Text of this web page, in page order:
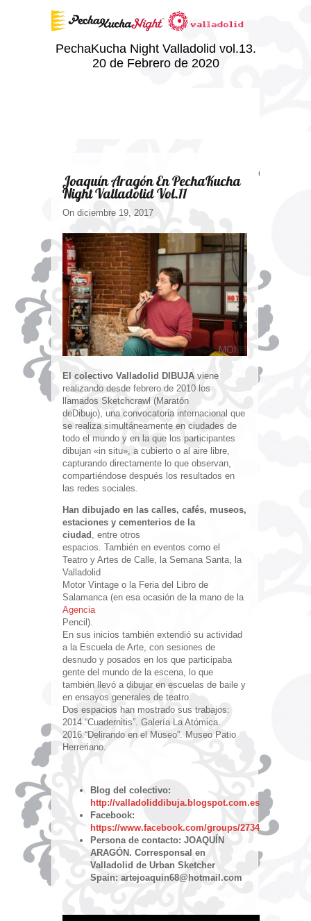
PechaKucha Night Valladolid vol.13.
20 de Febrero de 2020
Joaquín Aragón En PechaKucha
Night Valladolid Vol.11
On diciembre 19, 2017
El colectivo Valladolid DIBUJA viene
realizando desde febrero de 2010 los
llamados Sketchcrawl (Maratón
deDibujo), una convocatoria internacional que
se realiza simultáneamente en ciudades de
todo el mundo y en la que los participantes
dibujan «in situ», a cubierto o al aire libre,
capturando directamente lo que observan,
compartiéndose después los resultados en
las redes sociales.
Han dibujado en las calles, cafés, museos,
estaciones y cementerios de la
ciudad , entre otros
espacios. También en eventos como el
Teatro y Artes de Calle, la Semana Santa, la
Valladolid
Motor Vintage o la Feria del Libro de
Salamanca (en esa ocasión de la mano de la
Agencia
Pencil).
En sus inicios también extendió su actividad
a la Escuela de Arte, con sesiones de
desnudo y posados en los que participaba
gente del mundo de la escena, lo que
también llevó a dibujar en escuelas de baile y
en ensayos generales de teatro.
Dos espacios han mostrado sus trabajos:
2014.“Cuadernitis”. Galería La Atómica.
2016.“Delirando en el Museo”. Museo Patio
Herreriano.
Blog del colectivo:
http://valladoliddibuja.blogspot.com.es/
Facebook:
https://www.facebook.com/groups/
Persona de contacto: JOAQUÍN
ARAGÓN. Corresponsal en
Valladolid de Urban Sketcher
Spain: artejoaquin68@hotmail.com
Comments